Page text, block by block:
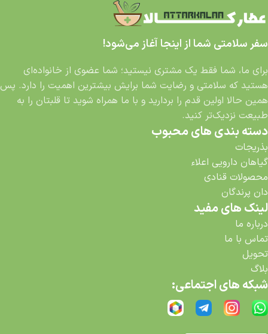
سفر سلامتی شما از اینجا آغاز می‌شود!
برای ما، شما فقط یک مشتری نیستید؛ شما عضوی از خانواده‌ای
هستید که سلامتی و رضایت شما برایش بیشترین اهمیت را دارد. پس
همین حالا اولین قدم را بردارید و با ما همراه شوید تا قلبتان را به
طبیعت نزدیک‌تر کنید.
دسته بندی های محبوب
بذریجات
گیاهان دارویی اعلاء
محصولات قنادی
دان پرندگان
لینک های مفید
درباره ما
تماس با ما
تحویل
بلاگ
شبکه های اجتماعی: